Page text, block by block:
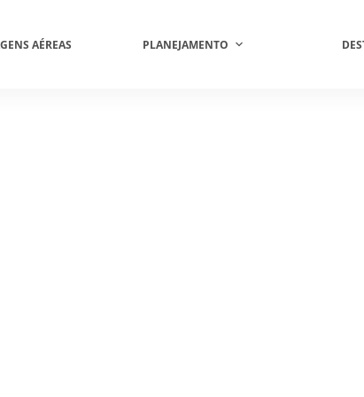
AÉREAS PLANEJAMENTO